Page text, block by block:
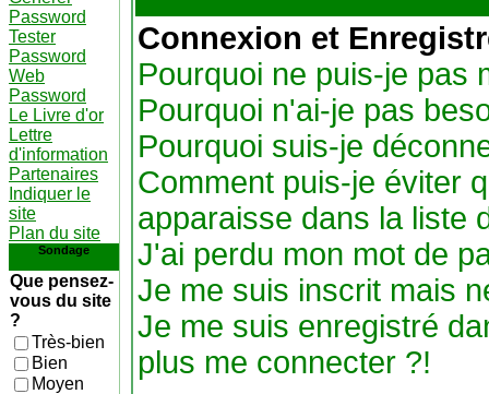
Password
Tester
Password
Web
Password
Le Livre d'or
Lettre
d'information
Partenaires
Indiquer le
site
Plan du site
Sondage
Que pensez-
vous du site
?
Très-bien
Bien
Moyen
Connexion et
Pourquoi ne puis-je pas
Pourquoi n'ai-je pas
Pourquoi suis-je
Comment puis-je éviter
apparaisse dans la liste
J'ai perdu mon mot de
Je me suis inscrit mais
Je me suis enregistré
plus me connecter ?!